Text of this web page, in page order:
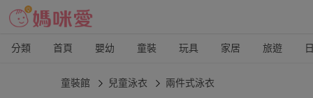
分類 首頁 嬰幼 童裝 玩具 家居 旅遊
童裝館 兒童泳衣 兩件式泳衣